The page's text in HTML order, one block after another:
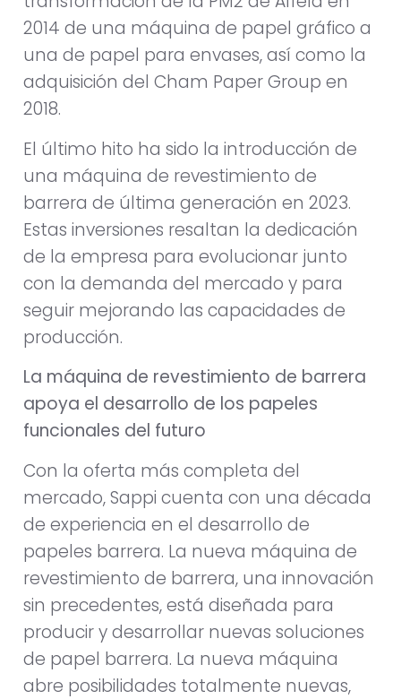
2014 de una máquina de papel gráfico a
una de papel para envases, así como la
adquisición del Cham Paper Group en
2018.
El último hito ha sido la introducción de
una máquina de revestimiento de
barrera de última generación en 2023.
Estas inversiones resaltan la dedicación
de la empresa para evolucionar junto
con la demanda del mercado y para
seguir mejorando las capacidades de
producción.
La máquina de revestimiento de barrera
apoya el desarrollo de los papeles
funcionales del futuro
Con la oferta más completa del
mercado, Sappi cuenta con una década
de experiencia en el desarrollo de
papeles barrera. La nueva máquina de
revestimiento de barrera, una innovación
sin precedentes, está diseñada para
producir y desarrollar nuevas soluciones
de papel barrera. La nueva máquina
abre posibilidades totalmente nuevas,